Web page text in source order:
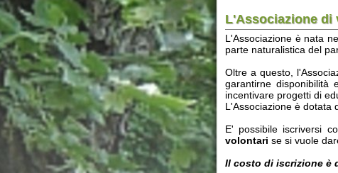
Oltre a questo, l'Associazione
garantirne disponibilità e
incentivare progetti di
L'Associazione è dotata di uno
E' possibile iscriversi come
volontarise si vuole dare un
Il costo di iscrizione è di €
Le iscrizioni si rinnovano
scaricare l'appositomodulo
iscriversi il giorno